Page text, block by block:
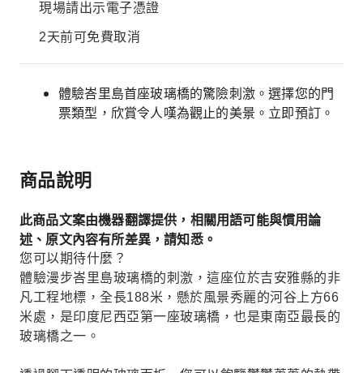
現場請出示電子憑證
2天前可免費取消
體驗峇里島首座玻璃橋的驚險刺激。選擇您的門
票類型，欣賞令人嘆為觀止的美景。立即預訂。
商品說明
此商品文案由機器翻譯提供，相關用語可能與慣用論
述、原文內容有所差異，請知悉。
您可以期待什麼？
體驗漫步峇里島玻璃橋的刺激，這座位於吉安雅縣的非
凡工程地標，全長188米，懸於風景秀麗的河谷上方66
米處，是印度尼西亞第一座玻璃橋，也是東南亞最長的
玻璃橋之一。